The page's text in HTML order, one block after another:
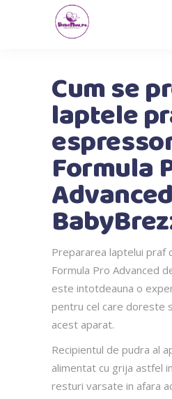
Cum se
laptele
Formula
Prepararea laptelui praf
Formula Pro Advanced
este intotdeauna o
pentru cel care doreste
acest aparat.
Recipientul de pudra al
alimentat cu grija astfel
resturi varsate in afara